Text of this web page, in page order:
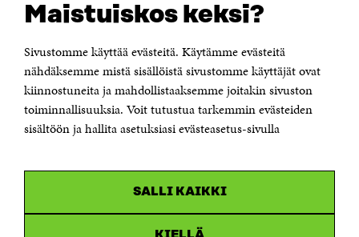
Maistuiskos keksi?
Sivustomme käyttää evästeitä. Käytämme evästeitä
nähdäksemme mistä sisällöistä sivustomme käyttäjät ovat
kiinnostuneita ja mahdollistaaksemme joitakin sivuston
toiminnallisuuksia. Voit tutustua tarkemmin evästeiden
sisältöön ja hallita asetuksiasi evästeasetus-sivulla
SALLI KAIKKI
Suomen itsenäisyyden juhlarahasto Sitra
Itämerenkatu 11-13, PL 160,
00181 Helsinki
Puhelin +358 294 618 991
Sähköpostiosoite
etunimi.sukunimi@sitra.fi tai sitra@sitra.fi